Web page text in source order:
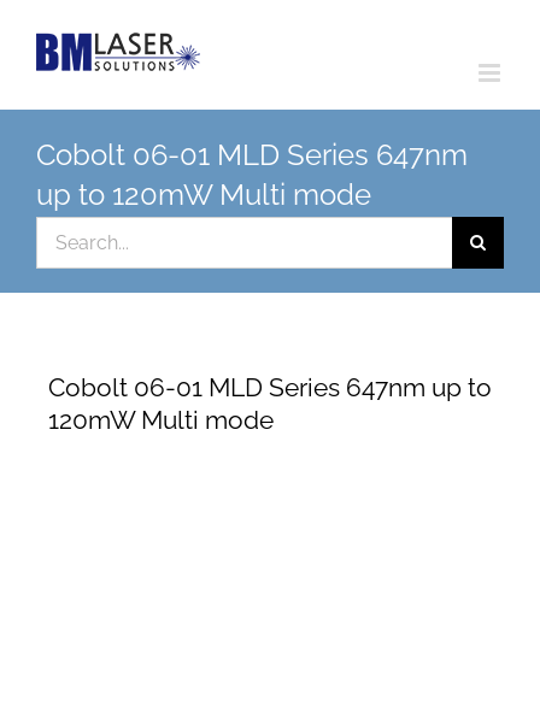
Cobolt 06-01 MLD Series 647nm
up to 120mW Multi mode
Search
for:
Cobolt 06-01 MLD Series 647nm up to
120mW Multi mode